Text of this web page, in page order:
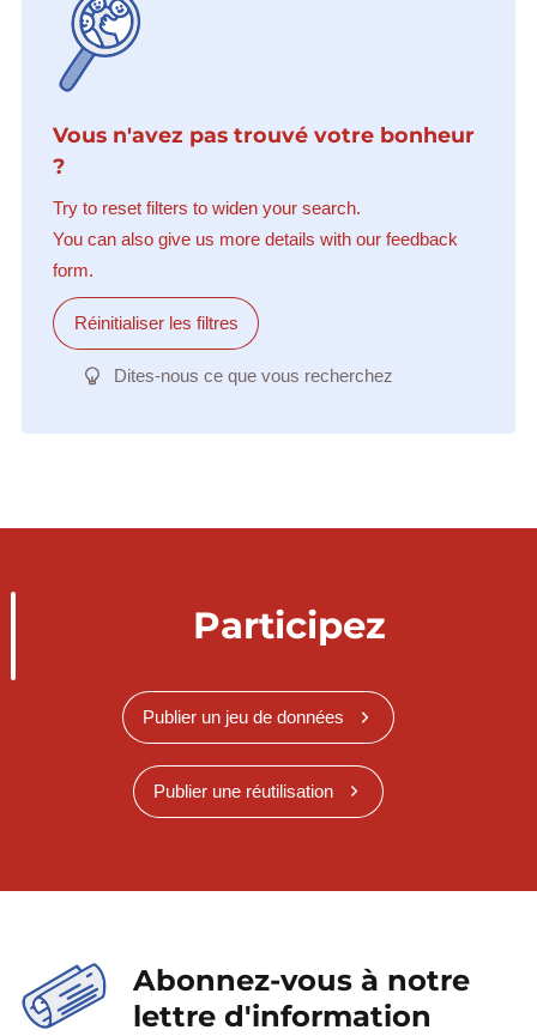
Vous n'avez pas trouvé votre bonheur
?
Try to reset filters to widen your search.
You can also give us more details with our feedback
form.
Réinitialiser les filtres
Dites-nous ce que vous recherchez
Participez
Publier un jeu de données
Publier une réutilisation
Abonnez-vous à notre
lettre d'information